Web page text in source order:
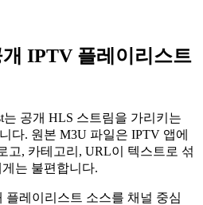
IPTV 플레이리스트
는 공개 HLS 스트림을 가리키는
다. 원본 M3U 파일은 IPTV 앱에
고, 카테고리, URL이 텍스트로 섞
는 불편합니다.
플레이리스트 소스를 채널 중심